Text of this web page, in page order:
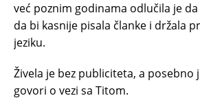
već poznim godinama odlučila je
da bi kasnije pisala članke i držala
jeziku.
Živela je bez publiciteta, a posebno
govori o vezi sa Titom.